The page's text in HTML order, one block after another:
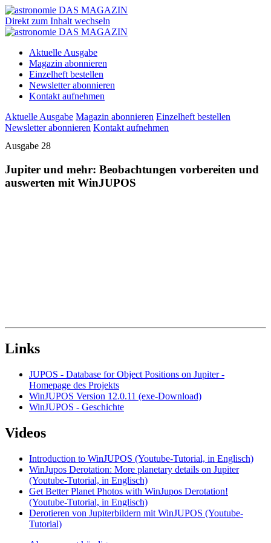
Direkt zum Inhalt wechseln
Aktuelle Ausgabe
Magazin abonnieren
Einzelheft bestellen
Newsletter abonnieren
Kontakt aufnehmen
Aktuelle Ausgabe Magazin abonnieren Einzelheft bestellen
Newsletter abonnieren Kontakt aufnehmen
Ausgabe 28
Jupiter und mehr: Beobachtungen vorbereiten und
auswerten mit WinJUPOS
Links
JUPOS - Database for Object Positions on Jupiter -
Homepage des Projekts
WinJUPOS Version 12.0.11 (exe-Download)
WinJUPOS - Geschichte
Videos
Introduction to WinJUPOS (Youtube-Tutorial, in Englisch)
WinJupos Derotation: More planetary details on Jupiter
(Youtube-Tutorial, in Englisch)
Get Better Planet Photos with WinJupos Derotation!
(Youtube-Tutorial, in Englisch)
Derotieren von Jupiterbildern mit WinJUPOS (Youtube-
Tutorial)